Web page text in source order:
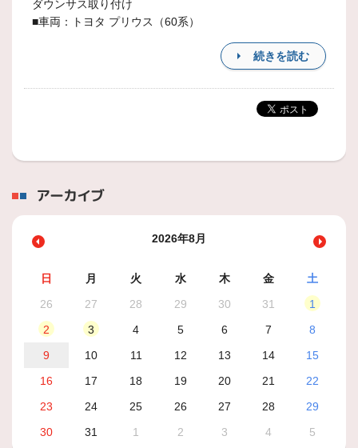
ダウンサス取り付け
■車両：トヨタ プリウス（60系）
続きを読む
アーカイブ
2026年8月
日 月 火 水 木 金
土
26
27 28 29 30 31
1
2
3 4 5 6 7
8
9
10 11 12 13 14
15
16
17 18 19 20 21
22
23
24 25 26 27 28
29
30
31 1 2 3 4 5